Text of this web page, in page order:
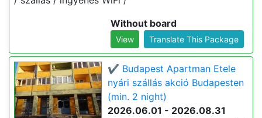
Without board
View Translate This Package
✔️ Budapest Apartman Etele
nyári szállás akció Budapesten
(min. 2 night)
2026.06.01 - 2026.08.31